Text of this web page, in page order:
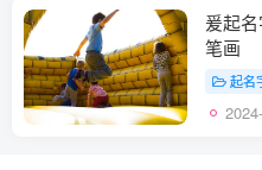
爰起
笔画
起名